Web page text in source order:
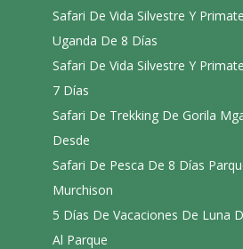
Safari De Vida Silvestre Y
Uganda De 8 Días
Safari De Vida Silvestre Y
7 Días
Safari De Trekking De Gorila
Desde
Safari De Pesca De 8 Días
Murchison
5 Días De Vacaciones De Luna
Al Parque